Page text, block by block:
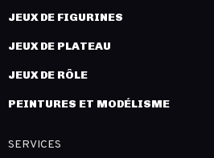
JEUX DE FIGURINES
JEUX DE PLATEAU
JEUX DE RÔLE
PEINTURES ET MODÉLISME
SERVICES